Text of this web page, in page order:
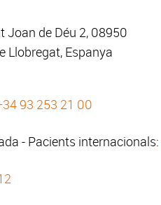
Joan de Déu 2, 08950
Llobregat, Espanya
93 253 21 00
- Pacients internacionals: